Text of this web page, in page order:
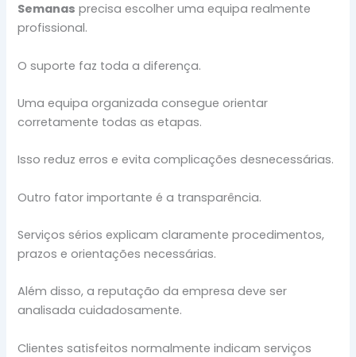
Semanas precisa escolher uma equipa realmente
profissional.
O suporte faz toda a diferença.
Uma equipa organizada consegue orientar
corretamente todas as etapas.
Isso reduz erros e evita complicações desnecessárias.
Outro fator importante é a transparência.
Serviços sérios explicam claramente procedimentos,
prazos e orientações necessárias.
Além disso, a reputação da empresa deve ser
analisada cuidadosamente.
Clientes satisfeitos normalmente indicam serviços